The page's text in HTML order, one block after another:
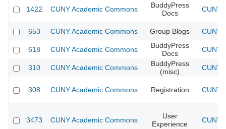
1422 CUNY Academic Commons
BuddyPress
Docs
CUNY
653 CUNY Academic Commons Group Blogs CUNY
618 CUNY Academic Commons
BuddyPress
Docs
CUNY
310 CUNY Academic Commons
BuddyPress
(misc)
CUNY
308 CUNY Academic Commons Registration CUNY
3473 CUNY Academic Commons
User
Experience
CUNY